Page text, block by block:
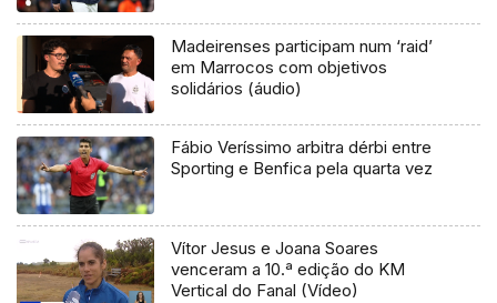
Madeirenses participam num ‘raid’
em Marrocos com objetivos
solidários (áudio)
Fábio Veríssimo arbitra dérbi entre
Sporting e Benfica pela quarta vez
Vítor Jesus e Joana Soares
venceram a 10.ª edição do KM
Vertical do Fanal (Vídeo)